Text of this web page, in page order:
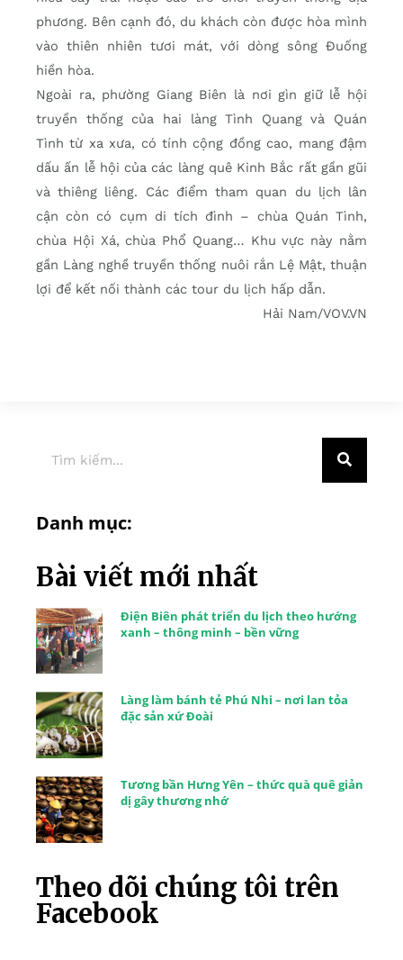
phương. Bên cạnh đó, du khách còn được hòa mình
vào thiên nhiên tươi mát, với dòng sông Đuống
hiền hòa.
Ngoài ra, phường Giang Biên là nơi gìn giữ lễ hội
truyền thống của hai làng Tình Quang và Quán
Tình từ xa xưa, có tính cộng đồng cao, mang đậm
dấu ấn lễ hội của các làng quê Kinh Bắc rất gần gũi
và thiêng liêng. Các điểm tham quan du lịch lân
cận còn có cụm di tích đình – chùa Quán Tình,
chùa Hội Xá, chùa Phổ Quang… Khu vực này nằm
gần Làng nghề truyền thống nuôi rắn Lệ Mật, thuận
lợi để kết nối thành các tour du lịch hấp dẫn.
Hải Nam/VOV.VN
Danh mục:
Bài viết mới nhất
Điện Biên phát triển du lịch theo hướng
xanh – thông minh – bền vững
Làng làm bánh tẻ Phú Nhi – nơi lan tỏa
đặc sản xứ Đoài
Tương bần Hưng Yên – thức quà quê giản
dị gây thương nhớ
Theo dõi chúng tôi trên
Facebook